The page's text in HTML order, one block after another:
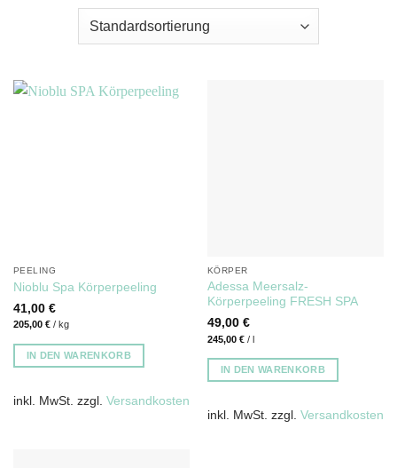
PEELING
Nioblu Spa Körperpeeling
41,00 €
205,00 €/ kg
IN DEN WARENKORB
inkl. MwSt. zzgl. Versandkosten
KÖRPER
Adessa Meersalz-
Körperpeeling FRESH SPA
49,00 €
245,00 €/ l
IN DEN WARENKORB
inkl. MwSt. zzgl. Versandkosten